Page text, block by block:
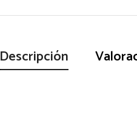
Descripción